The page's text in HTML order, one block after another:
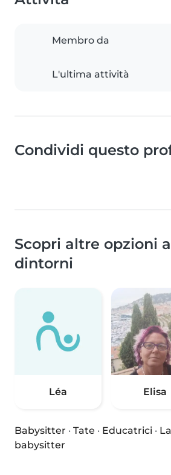
Membro da
L'ultima attività
Condividi questo
Scopri altre opzioni
dintorni
Léa Elisa
Babysitter · Tate · Educatrici ·
babysitter